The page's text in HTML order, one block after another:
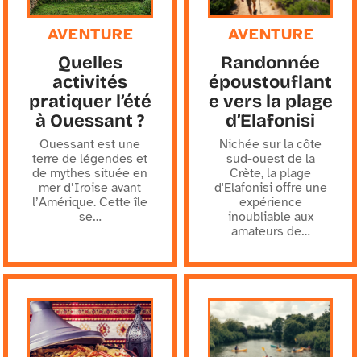
AVENTURE
Quelles
activités
pratiquer l’été
à Ouessant ?
Ouessant est une
terre de légendes et
de mythes située en
mer d’Iroise avant
l’Amérique. Cette île
se…
AVENTURE
Randonnée
époustouflant
e vers la plage
d’Elafonisi
Nichée sur la côte
sud-ouest de la
Crète, la plage
d'Elafonisi offre une
expérience
inoubliable aux
amateurs de…